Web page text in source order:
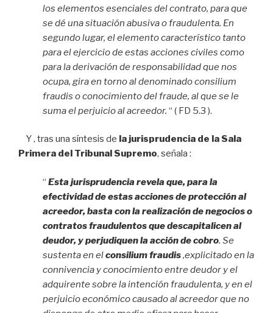
los elementos esenciales del contrato, para que
se dé una situación abusiva o fraudulenta. En
segundo lugar, el elemento característico tanto
para el ejercicio de estas acciones civiles como
para la derivación de responsabilidad que nos
ocupa, gira en torno al denominado consilium
fraudis o conocimiento del fraude, al que se le
suma el perjuicio al acreedor. “ ( FD 5.3 ).
Y , tras una síntesis de la jurisprudencia de la Sala
Primera del Tribunal Supremo, señala :
“ Esta jurisprudencia revela que, para la
efectividad de estas acciones de protección al
acreedor, basta con la realización de negocios o
contratos fraudulentos que descapitalicen al
deudor, y perjudiquen la acción de cobro. Se
sustenta en elconsilium fraudis,explicitado en la
connivencia y conocimiento entre deudor y el
adquirente sobre la intención fraudulenta, y en el
perjuicio económico causado al acreedor que no